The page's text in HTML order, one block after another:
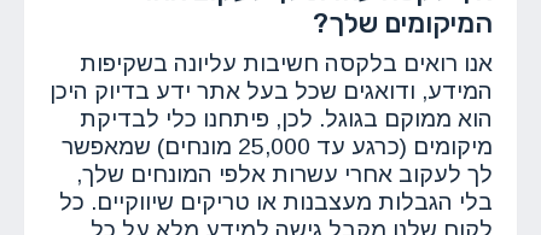
המיקומים שלך?
אנו רואים בלקסה חשיבות עליונה בשקיפות
המידע, ודואגים שכל בעל אתר ידע בדיוק היכן
הוא ממוקם בגוגל. לכן, פיתחנו כלי לבדיקת
מיקומים (כרגע עד 25,000 מונחים) שמאפשר
לך לעקוב אחרי עשרות אלפי המונחים שלך,
בלי הגבלות מעצבנות או טריקים שיווקיים. כל
לקוח שלנו מקבל גישה למידע מלא על כל